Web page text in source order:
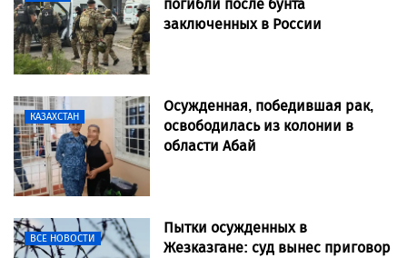
погибли после бунта
заключенных в России
КАЗАХСТАН
Осужденная, победившая рак,
освободилась из колонии в
области Абай
ВСЕ НОВОСТИ
Пытки осужденных в
Жезказгане: суд вынес приговор